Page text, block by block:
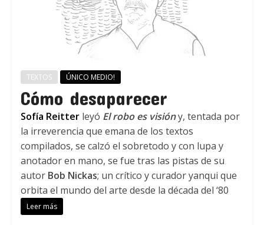
TEXTOS ÚNICO MEDIO!
Cómo desaparecer
Sofía Reitterleyó El robo es visióny, tentada por
la irreverencia que emana de los textos
compilados, se calzó el sobretodo y con lupa y
anotador en mano, se fue tras las pistas de su
autor Bob Nickas; un crítico y curador yanqui que
orbita el mundo del arte desde la década del ‘80
Leer más